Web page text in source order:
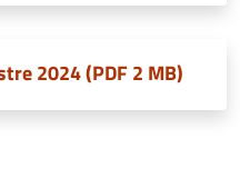
2024 (PDF 2 MB)